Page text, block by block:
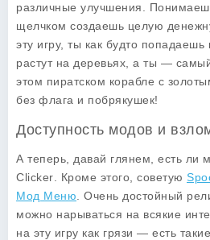
различные улучшения.
щелчком создаешь целую
эту игру, ты как будто попадаешь
растут на деревьях, а ты —
этом пиратском корабле с
без флага и побрякушек!
Доступность модов и
А теперь, давай глянем, есть ли
Clicker . Кроме этого, советую
Мод Меню . Очень достойный
можно нарываться на всякие
на эту игру как грязи — есть